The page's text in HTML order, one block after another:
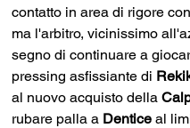
contatto in area di rigore con
ma l'arbitro, vicinissimo
segno di continuare a
pressing asfissiante di
al nuovo acquisto della
rubare palla a Dentice al